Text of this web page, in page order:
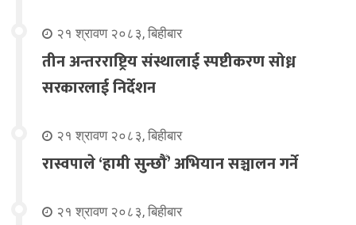
२१ श्रावण २०८३, बिहीबार
तीन अन्तरराष्ट्रिय संस्थालाई स्पष्टीकरण सोध्न
सरकारलाई निर्देशन
२१ श्रावण २०८३, बिहीबार
रास्वपाले ‘हामी सुन्छौँ’ अभियान सञ्चालन गर्ने
२१ श्रावण २०८३, बिहीबार